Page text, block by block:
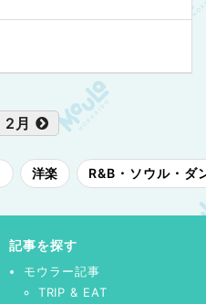
2月
洋楽 R&B・ソウル・ダ
記事を探す
モウラー記事
TRIP & EAT